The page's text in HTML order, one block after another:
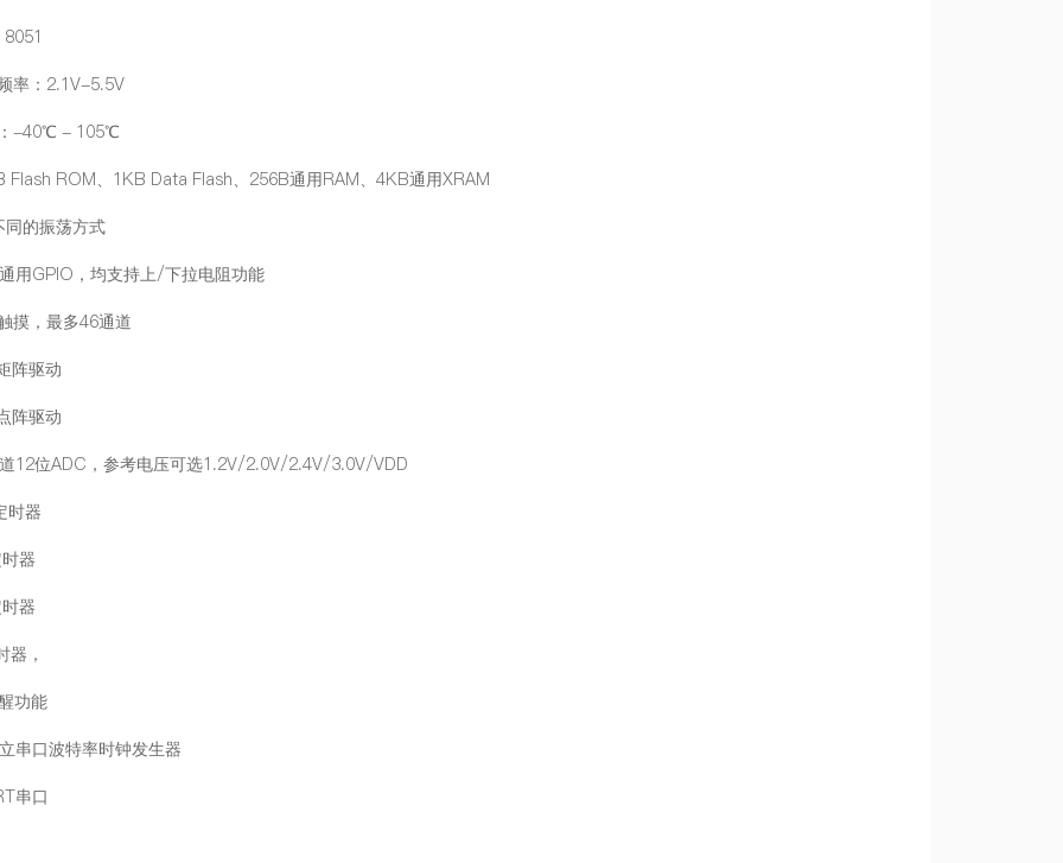
率：2.1V-5.5V
-40℃ - 105℃
Flash ROM、1KB Data Flash、256B通用RAM、4KB通用XRAM
的振荡方式
用GPIO，均支持上/下拉电阻功能
摸，最多46通道
阵驱动
阵驱动
12位ADC，参考电压可选1.2V/2.0V/2.4V/3.0V/VDD
时器
器
时器
器，
醒功能
串口波特率时钟发生器
串口